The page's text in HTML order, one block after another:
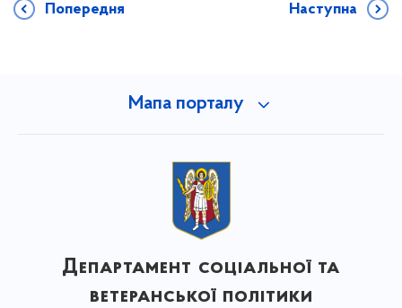
Попередня Наступна
Мапа порталу
Департамент соціальної та
ветеранської політики